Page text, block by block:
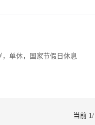
，单休，国家节假日休息
当前